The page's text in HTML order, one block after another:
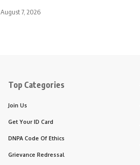
August 7, 2026
Top Categories
Join Us
Get Your ID Card
DNPA Code Of Ethics
Grievance Redressal